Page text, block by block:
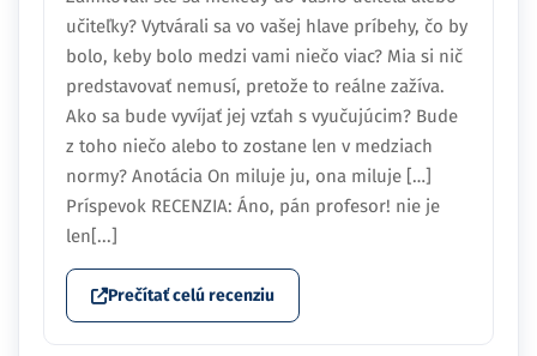
učiteľky? Vytvárali sa vo vašej hlave príbehy, čo by
bolo, keby bolo medzi vami niečo viac? Mia si nič
predstavovať nemusí, pretože to reálne zažíva.
Ako sa bude vyvíjať jej vzťah s vyučujúcim? Bude
z toho niečo alebo to zostane len v medziach
normy? Anotácia On miluje ju, ona miluje […]
Príspevok RECENZIA: Áno, pán profesor! nie je
len[...]
Prečítať celú recenziu